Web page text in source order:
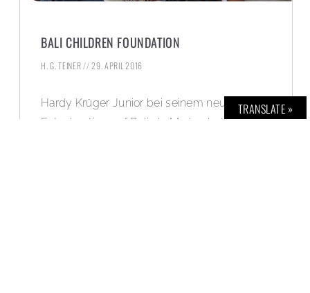
BALI CHILDREN FOUNDATION
H. G. TEINER 29. APRIL 2016
Hardy Krüger Junior bei seinem neuesten
Fotoshooting auf Bali als Markenbotschafter
TRANSLATE »